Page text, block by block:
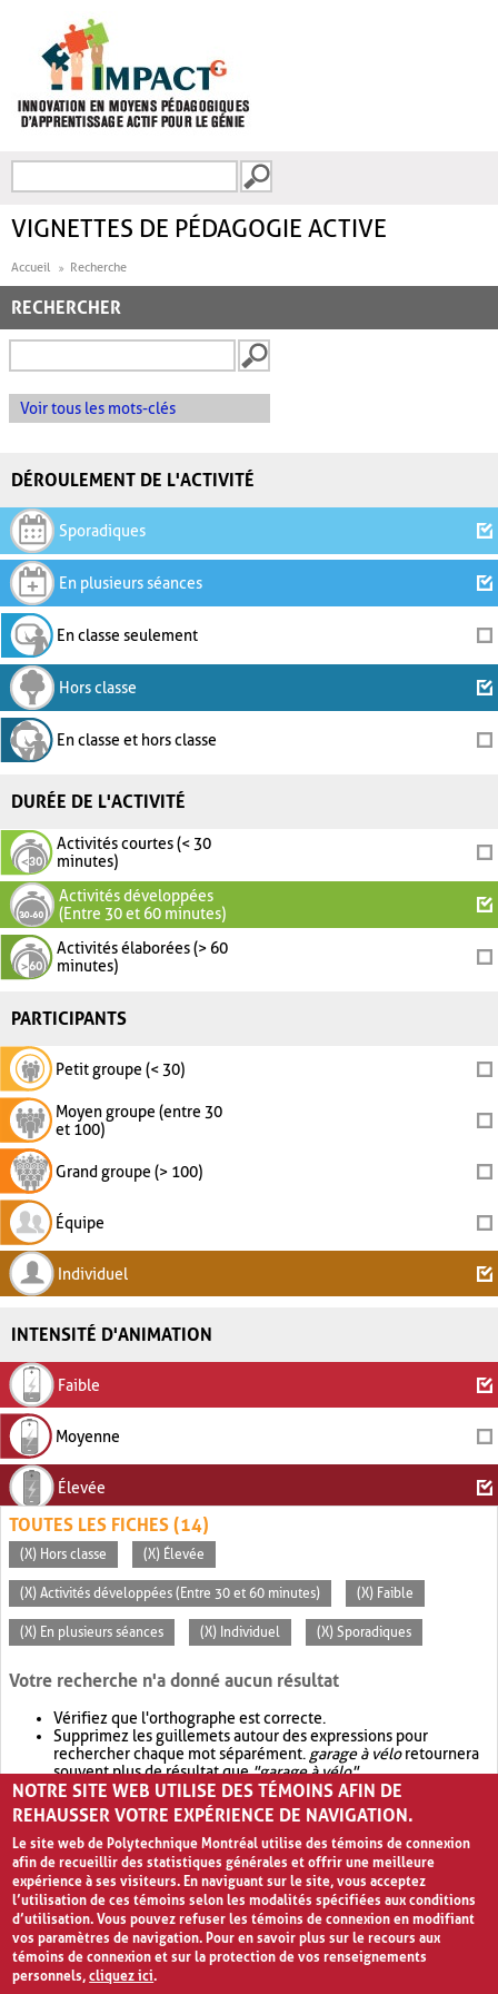
FORMULAIRE DE
VIGNETTES DE PÉDAGOGIE ACTIVE
Accueil Recherche
RECHERCHER
Voir tous les mots-clés
DÉROULEMENT DE L'ACTIVITÉ
Sporadiques
En plusieurs séances
En classe seulement
Hors classe
En classe et hors classe
DURÉE DE L'ACTIVITÉ
Activités courtes (< 30
minutes)
Activités développées
(Entre 30 et 60 minutes)
Activités élaborées (> 60
minutes)
PARTICIPANTS
Petit groupe (< 30)
Moyen groupe (entre 30
et 100)
Grand groupe (> 100)
Équipe
Individuel
INTENSITÉ D'ANIMATION
Faible
Moyenne
Élevée
TOUTES LES FICHES (14)
(X) Hors classe (X) Élevée
(X) Activités développées (Entre 30 et 60 minutes) (X) Faible
(X) En plusieurs séances (X) Individuel (X) Sporadiques
Votre recherche n'a donné aucun résultat
Vérifiez que l'orthographe est correcte.
Supprimez les guillemets autour des expressions pour
rechercher chaque mot séparément. garage à véloretournera
souvent plus de résultat que"garage à vélo".
Envisagez d'élargir votre recherche avec OR.garage OR vélo
retournera souvent plus de résultat quegarage à vélo
NOTRE SITE WEB UTILISE DES TÉMOINS AFIN DE
REHAUSSER VOTRE EXPÉRIENCE DE NAVIGATION.
Le site web de Polytechnique Montréal utilise des témoins de connexion
afin de recueillir des statistiques générales et offrir une meilleure
expérience à ses visiteurs. En naviguant sur le site, vous acceptez
l’utilisation de ces témoins selon les modalités spécifiées aux conditions
d’utilisation. Vous pouvez refuser les témoins de connexion en modifiant
vos paramètres de navigation. Pour en savoir plus sur le recours aux
témoins de connexion et sur la protection de vos renseignements
personnels,cliquez ici.